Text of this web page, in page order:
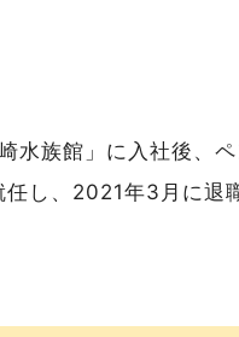
水族館」に入社後、
し、2021年3月に退